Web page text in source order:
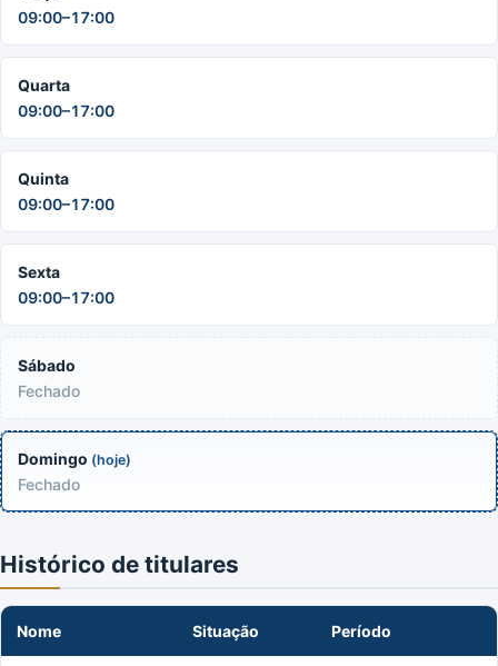
09:00–17:00
Quarta
09:00–17:00
Quinta
09:00–17:00
Sexta
09:00–17:00
Sábado
Fechado
Domingo (hoje)
Fechado
Histórico de titulares
Nome Situação Período